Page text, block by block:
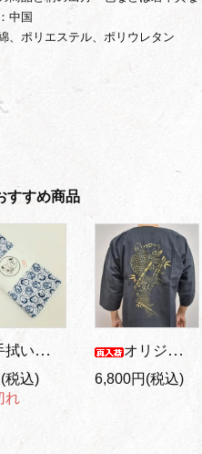
中国
、ポリエステル、ポリウレタン
すすめ商品
かめとひょっとこ
税込)
れ
オリジナル バックプリント/大人用 鯉口シャツ 金鯉/黒地
6,800円(税込)